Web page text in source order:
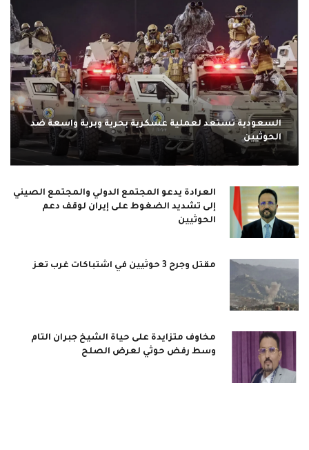
السعودية تستعد لعملية عسكرية بحرية وبرية واسعة ضد
الحوثيين
العرادة يدعو المجتمع الدولي والمجتمع الصيني
إلى تشديد الضغوط على إيران لوقف دعم
الحوثيين
مقتل وجرح 3 حوثيين في اشتباكات غرب تعز
مخاوف متزايدة على حياة الشيخ جبران التام
وسط رفض حوثي لعرض الصلح